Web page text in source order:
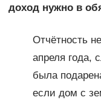
доход нужно в
Отчётность
апреля года,
была
если дом с